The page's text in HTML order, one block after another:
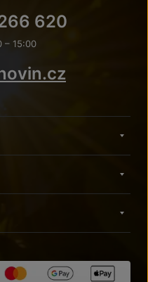
620
– 15:00